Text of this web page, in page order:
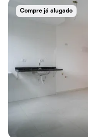
Compre já alugado